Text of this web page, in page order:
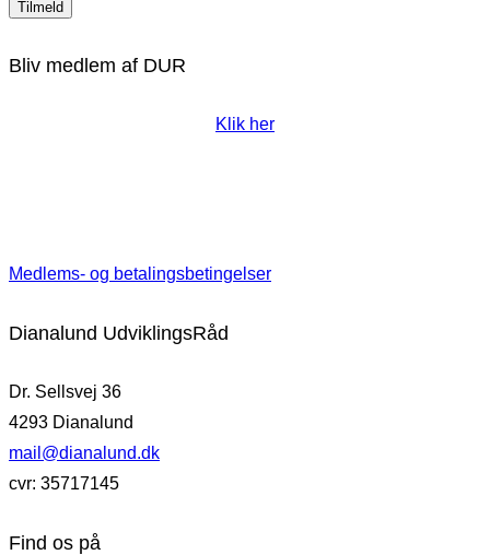
Bliv medlem af DUR
Klik her
Medlems- og betalingsbetingelser
Dianalund UdviklingsRåd
Dr. Sellsvej 36
4293 Dianalund
mail@dianalund.dk
cvr: 35717145
Find os på